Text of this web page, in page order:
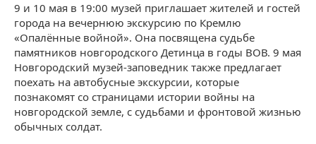
9 и 10 мая в 19:00 музей приглашает жителей и гостей
города на вечернюю экскурсию по Кремлю
«Опалённые войной». Она посвящена судьбе
памятников новгородского Детинца в годы ВОВ. 9 мая
Новгородский музей-заповедник также предлагает
поехать на автобусные экскурсии, которые
познакомят со страницами истории войны на
новгородской земле, с судьбами и фронтовой жизнью
обычных солдат.